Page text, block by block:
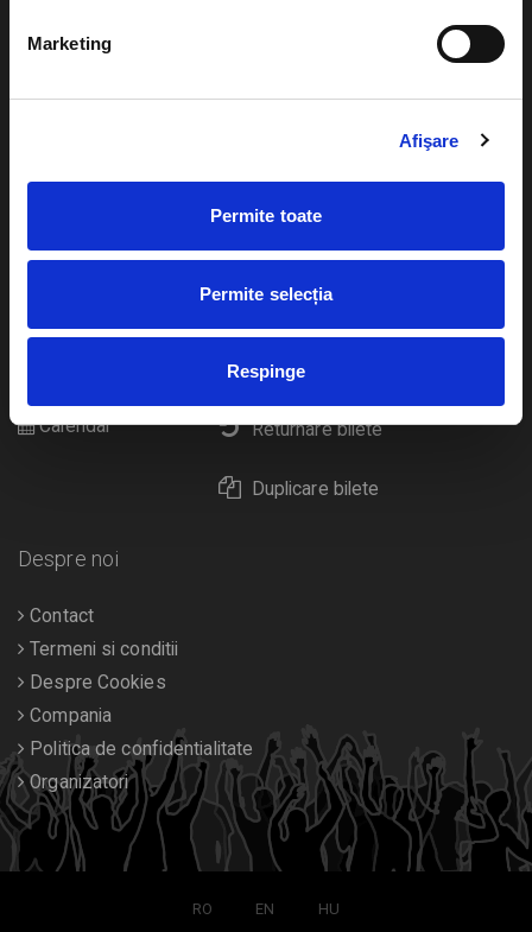
Marketing
Afişare
Permite toate
Permite selecția
Respinge
Plata online sau cash
eBilet printat acasa
Livrare prin curier
Returnare bilete
Duplicare bilete
Teatru
festivaluri
Cultura
Calendar
Despre noi
Contact
Termeni si conditii
Despre Cookies
Compania
Politica de confidentialitate
Organizatori
RO EN HU